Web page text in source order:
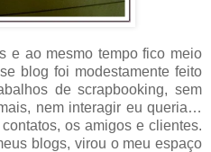
e ao mesmo tempo fico meio
blog foi modestamente feito
de scrapbooking, sem
nem interagir eu queria…
os amigos e clientes.
blogs, virou o meu espaço